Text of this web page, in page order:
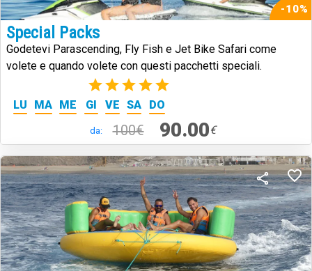
-10%
Special Packs
Godetevi Parascending, Fly Fish e Jet Bike Safari come
volete e quando volete con questi pacchetti speciali.
(2)
LU MA ME GI VE SA DO
da: 100€ 90.00€